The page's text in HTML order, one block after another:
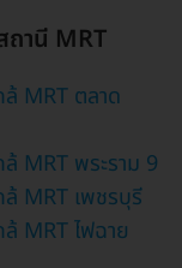
ถานี MRT
MRT ตลาด
MRT พระราม 9
MRT เพชรบุรี
MRT ไฟฉาย